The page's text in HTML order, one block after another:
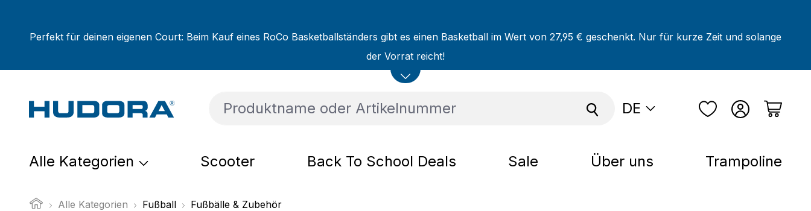
Perfekt für deinen eigenen Court: Beim Kauf eines RoCo Basketballständers gibt es einen Basketball im Wert von 27,95 € geschenkt. Nur für kurze Zeit und solange
der Vorrat reicht!
DE
Alle Kategorien Scooter Back To School Deals Sale Über uns Trampoline
Alle Kategorien Fußball Fußbälle & Zubehör